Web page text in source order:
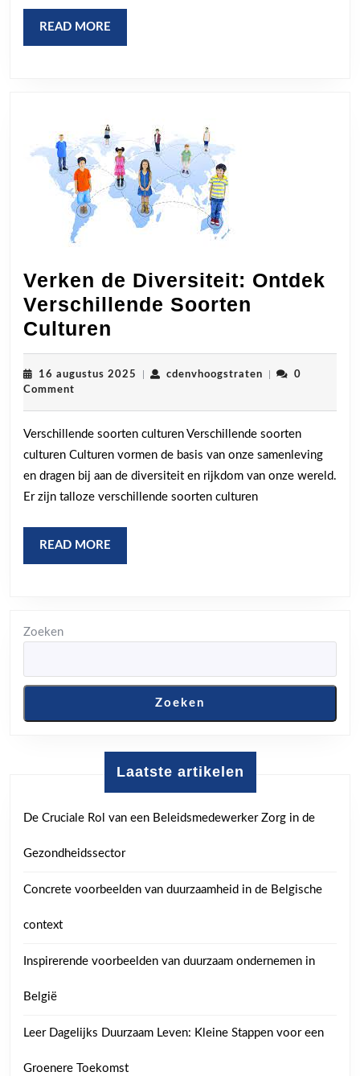
READ MORE
MORE
Verken de Diversiteit: Ontdek
Verschillende Soorten
Culturen
de
Diversiteit:
Verschillende
Soorten
Culturen
16 augustus 2025 cdenvhoogstratencdenvhoogstraten
0
Comment
Verschillende soorten culturen Verschillende soorten
culturen Culturen vormen de basis van onze samenleving
en dragen bij aan de diversiteit en rijkdom van onze wereld.
Er zijn talloze verschillende soorten culturen
READ MORE
MORE
Zoeken
Zoeken
Laatste artikelen
De Cruciale Rol van een Beleidsmedewerker Zorg in de
Gezondheidssector
Concrete voorbeelden van duurzaamheid in de Belgische
context
Inspirerende voorbeelden van duurzaam ondernemen in
België
Leer Dagelijks Duurzaam Leven: Kleine Stappen voor een
Groenere Toekomst